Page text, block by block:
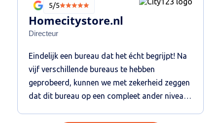
5/5
Homecitystore.nl
Directeur
Eindelijk een bureau dat het écht begrijpt! Na
vijf verschillende bureaus te hebben
geprobeerd, kunnen we met zekerheid zeggen
dat dit bureau op een compleet ander niveau